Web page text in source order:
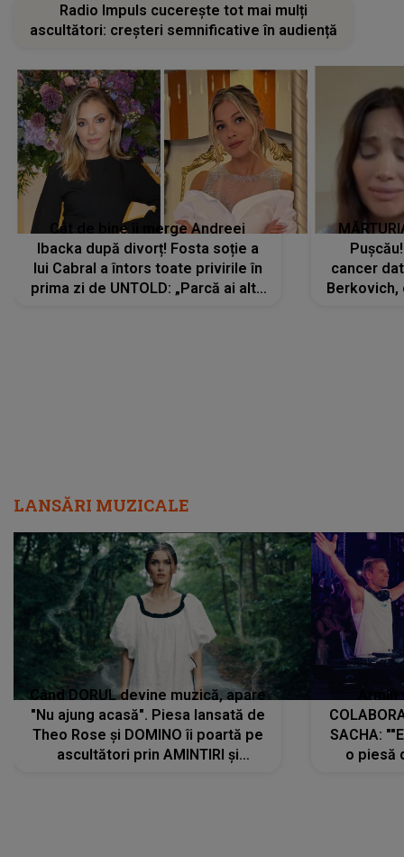
Radio Impuls cucerește tot mai mulți
ascultători: creșteri semnificative în audiență
Cât de bine îi merge Andreei
Ibacka după divorț! Fosta soție a
lui Cabral a întors toate privirile în
prima zi de UNTOLD: „Parcă ai altă
cancer
Berkovich,
LANSĂRI MUZICALE
Când DORUL devine muzică, apare
"Nu ajung acasă". Piesa lansată de
Theo Rose și DOMINO îi poartă pe
ascultători prin AMINTIRI și
SACHA:
o piesă